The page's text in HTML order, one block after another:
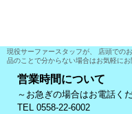
現役サーファースタッフが、 店頭での
品のことで分からない場合はお気軽にお
営業時間について
～お急ぎの場合はお電話く
TEL 0558-22-6002